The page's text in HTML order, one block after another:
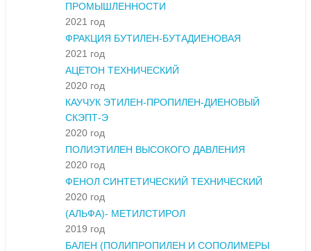
ПРОМЫШЛЕННОСТИ
2021 год
ФРАКЦИЯ БУТИЛЕН-БУТАДИЕНОВАЯ
2021 год
АЦЕТОН ТЕХНИЧЕСКИЙ
2020 год
КАУЧУК ЭТИЛЕН-ПРОПИЛЕН-ДИЕНОВЫЙ
СКЭПТ-Э
2020 год
ПОЛИЭТИЛЕН ВЫСОКОГО ДАВЛЕНИЯ
2020 год
ФЕНОЛ СИНТЕТИЧЕСКИЙ ТЕХНИЧЕСКИЙ
2020 год
(АЛЬФА)- МЕТИЛСТИРОЛ
2019 год
БАЛЕН (ПОЛИПРОПИЛЕН И СОПОЛИМЕРЫ